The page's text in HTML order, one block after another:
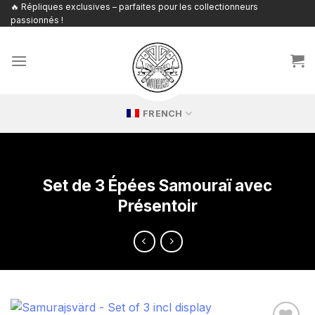
Passer
au
🔥 Répliques exclusives – parfaites pour les collectionneurs
passionnés !
FRENCH
Set de 3 Épées Samouraï avec
Présentoir